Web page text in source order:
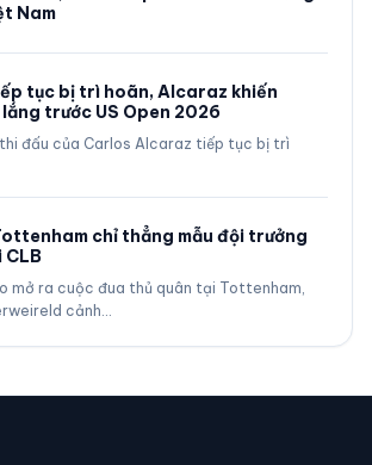
Nam
tục bị trì hoãn, Alcaraz khiến
trước US Open 2026
đấu của Carlos Alcaraz tiếp tục bị trì
chỉ thẳng mẫu đội trưởng
CLB
mở ra cuộc đua thủ quân tại Tottenham,
cảnh…